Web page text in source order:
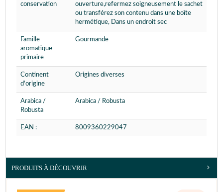
conservation
ouverture,refermez soigneusement le sachet
ou transférez son contenu dans une boîte
hermétique, Dans un endroit sec
Famille
aromatique
primaire
Gourmande
Continent
d'origine
Origines diverses
Arabica /
Robusta
Arabica / Robusta
EAN : 8009360229047
PRODUITS À DÉCOUVRIR